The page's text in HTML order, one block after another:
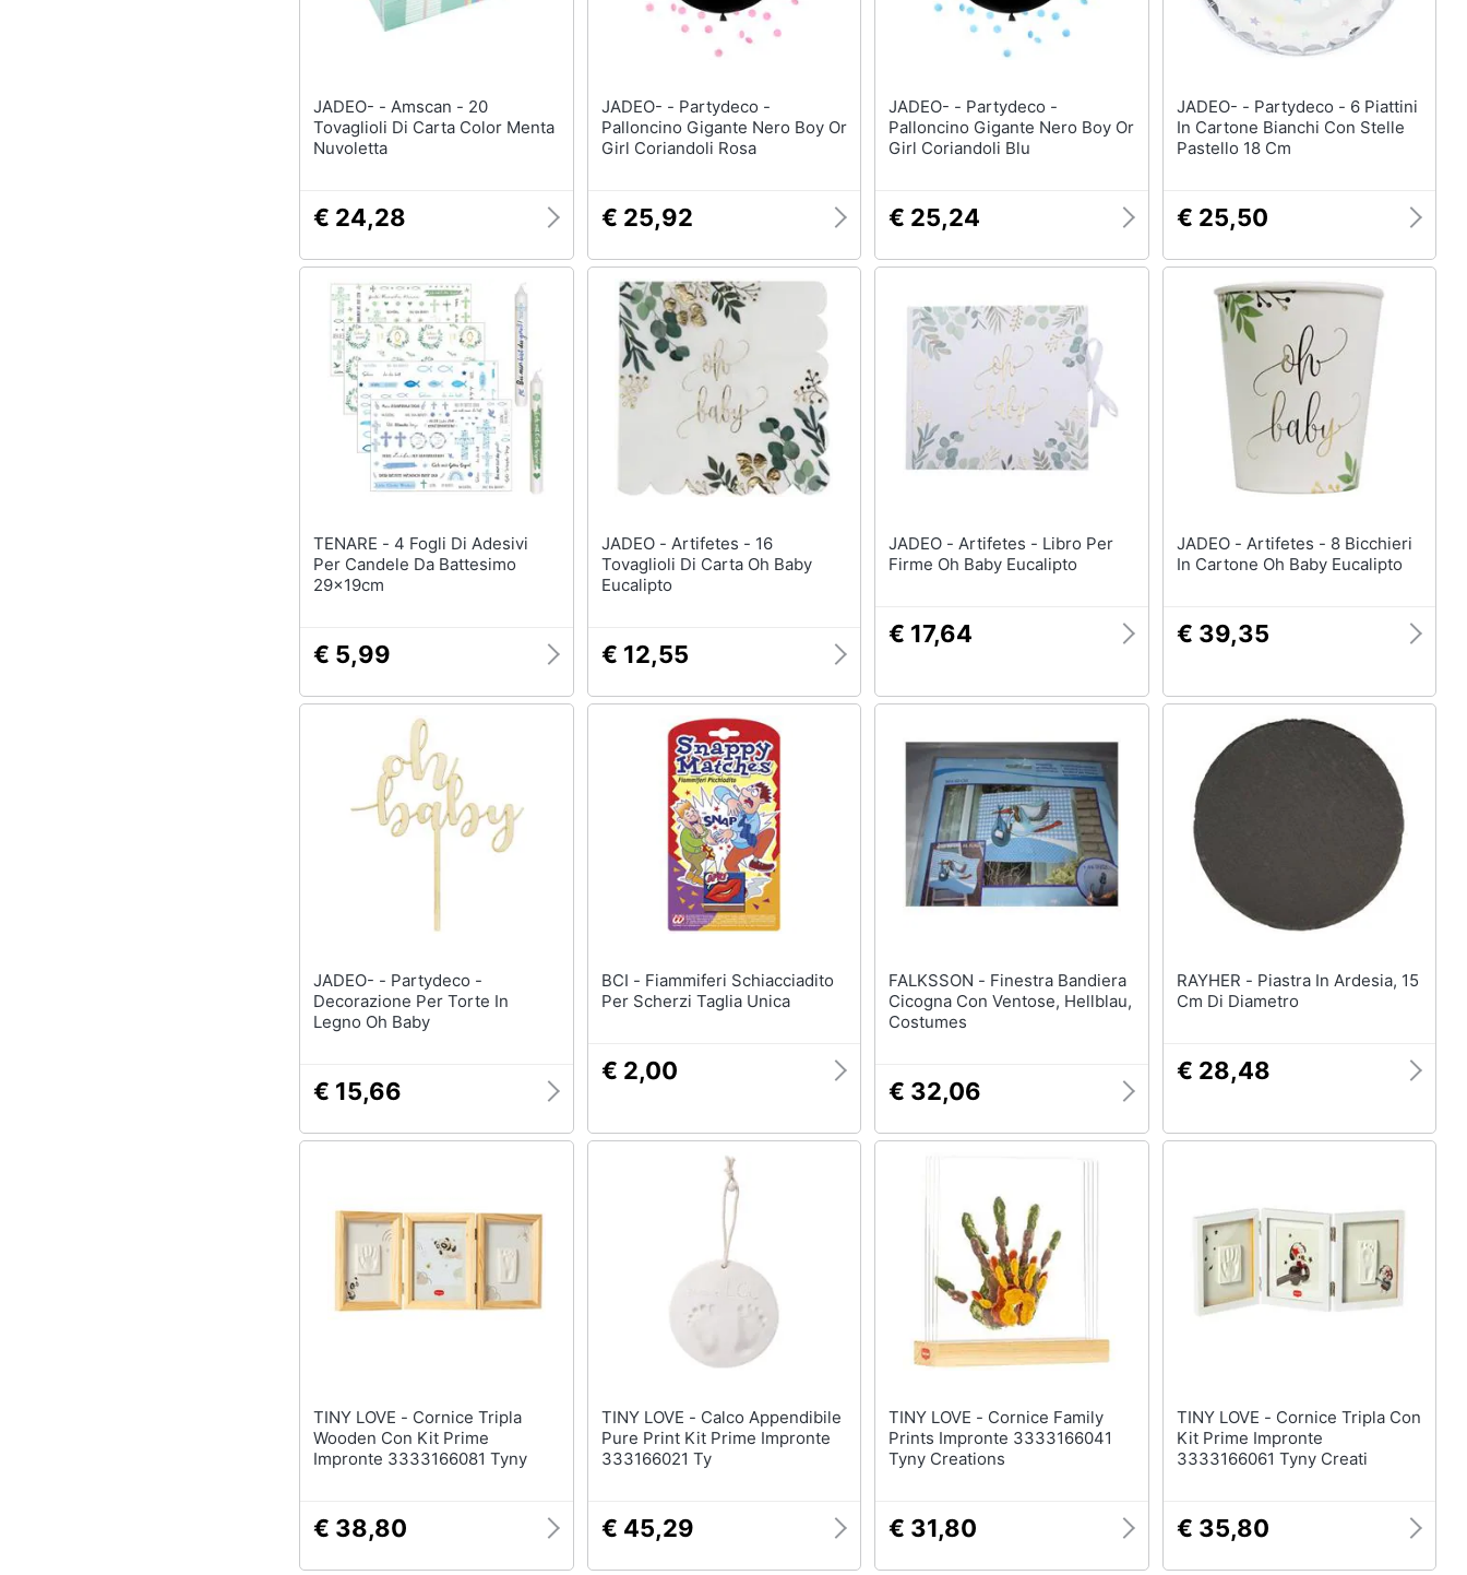
JADEO- - Amscan - 20
Tovaglioli Di Carta Color Menta
Nuvoletta
€ 24,28
JADEO- - Partydeco -
Palloncino Gigante Nero Boy Or
Girl Coriandoli Rosa
€ 25,92
JADEO- - Partydeco -
Palloncino Gigante Nero Boy Or
Girl Coriandoli Blu
€ 25,24
JADEO- - Partydeco - 6 Piattini
In Cartone Bianchi Con Stelle
Pastello 18 Cm
€ 25,50
TENARE - 4 Fogli Di Adesivi
Per Candele Da Battesimo
29x19cm
€ 5,99
JADEO - Artifetes - 16
Tovaglioli Di Carta Oh Baby
Eucalipto
€ 12,55
JADEO - Artifetes - Libro Per
Firme Oh Baby Eucalipto
€ 17,64
JADEO - Artifetes - 8 Bicchieri
In Cartone Oh Baby Eucalipto
€ 39,35
JADEO- - Partydeco -
Decorazione Per Torte In
Legno Oh Baby
€ 15,66
BCI - Fiammiferi Schiacciadito
Per Scherzi Taglia Unica
€ 2,00
FALKSSON - Finestra Bandiera
Cicogna Con Ventose, Hellblau,
Costumes
€ 32,06
RAYHER - Piastra In Ardesia, 15
Cm Di Diametro
€ 28,48
TINY LOVE - Cornice Tripla
Wooden Con Kit Prime
Impronte 3333166081 Tyny
€ 38,80
TINY LOVE - Calco Appendibile
Pure Print Kit Prime Impronte
333166021 Ty
€ 45,29
TINY LOVE - Cornice Family
Prints Impronte 3333166041
Tyny Creations
€ 31,80
TINY LOVE - Cornice Tripla Con
Kit Prime Impronte
3333166061 Tyny Creati
€ 35,80